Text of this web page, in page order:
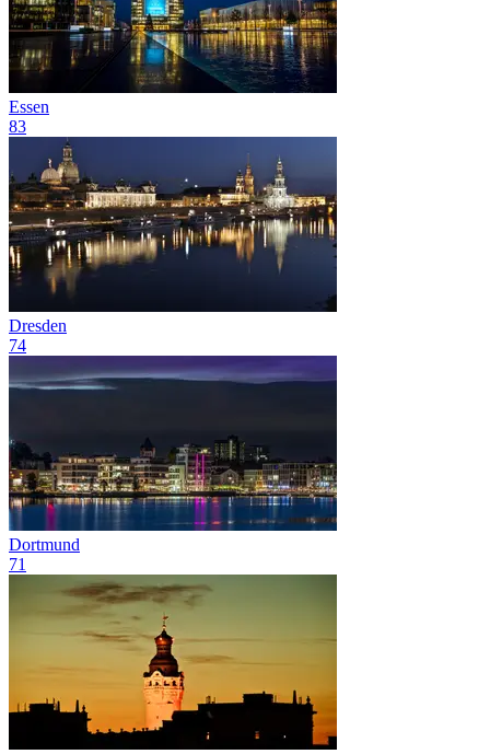
Essen
83
Dresden
74
Dortmund
71